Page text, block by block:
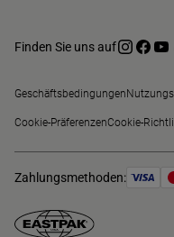
Finden Sie uns auf
Geschäftsbedingungen
Cookie-PräferenzenCookie-
Zahlungsmethoden: